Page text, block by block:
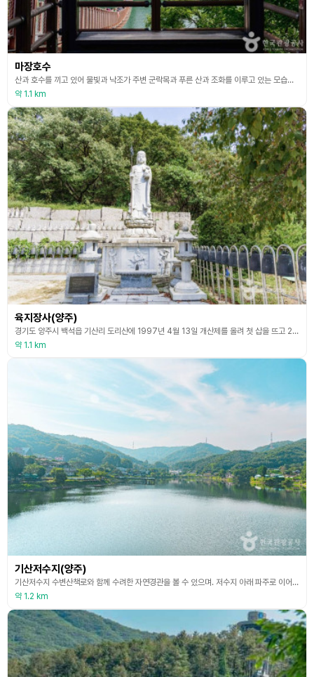
마장호수
산과 호수를 끼고 있어 물빛과 낙조가 주변 군락목과 푸른 산과 조화를 이루고 있는 모습이 아름다워 답답한 일상에서 벗어나 자연의 품속에 파묻힌 듯한 편안한 휴식을 취할 수 있는 파주 대표적인 자연관광지이다. 물빛 풍경이 아름다운 마장호수는 친환경 공원으로 조성되어 가족, 연인들의 나들이 장소로 제격이다. 수변경관을 바라보며 걸을 수 있는 3.6㎞의 수변데크와 길이 220m의 출렁다리가 있다. 출렁다리를 건너는 순간부터 다리는 출렁출렁 요동을 쳐 관광객의
약 1.1 km
육지장사(양주)
경기도 양주시 백석읍 기산리 도리산에 1997년 4월 13일 개산제를 올려 첫 삽을 뜨고 2003년 10월 12일 대웅보전에 본존불인 석가모니불, 육지장 보살 점안식을 봉행하였다. 원래 지장보살은(육도, 지옥, 아귀, 축생, 아수라, 안간 천상)은 중생을 제도하기 위하여 백천 가지 모습으로 나투하시어 구제하시지만 대표적인 시현이 육지장 ‘일광지장(천상계) 제계지장(인간계) 지지지장(아수라계) 보인지장(축생계) 보수지장(아귀계) 단타지장(지옥계)’ 으로
약 1.1 km
기산저수지(양주)
기산저수지 수변산책로와 함께 수려한 자연경관을 볼 수 있으며. 저수지 아래 파주로 이어지는 도로를 따라 각종 향토음식점과 카페가 많아 관광객의 발길이 끊이지 않는 곳이다. 또한 저수지 수변을 따라 순환하는 데크로드 1.1㎞, 보도 포장 0.6㎞ 등 총 1.7㎞로 구성되어 있으며 단절된 동선을 개선하고 기존 상업시설 간 접근성을 높여 누구나 편안하게 수변 지역을 감사하며 걸을 수 있다.
약 1.2 km